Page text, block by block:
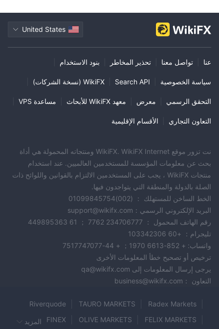
United States
عنا تواصل معنا تحذير المخاطر بنود الاستخدام
سياسة الخصوصية Search API WikiFX (نسخة الشركات)
التحقق الرسمي معرض معهد WikiFX للأبحاث مساعدة VPS
التعاون التجاري الأقسام الإقليمية
نت تزور موقع WikiFX. WikiFX Internet ومنتجاته المحمولة هي أداة
بحث عن معلومات المؤسسة للمستخدمين العالميين. عند استخدام
منتجات WikiFX ، يجب على المستخدمين الالتزام بالقوانين واللوائح ذات
الصلة بالدولة والمنطقة التي يتواجدون فيها.
الخط الساخن للمستهلك ： (002)01099845754
البريد الإلكتروني الرسمي：support@wikifx.com
رقم الهاتف المحمول ： 234706777 7762 ； 61 449895363
تليجرام： +60 103342306
واتساب: + 852-6613 1970； + 44-7517747077
ترخيص أو تصحيح خطأ المعلومات الأخرى
يرجى إرسال المعلومات إلى qa@wikifx.com
التعاون ：business@wikifx.com
Radex Markets
TAURO MARKETS
Riverquode
FELIX MARKETS
OLIVE MARKETS
FINEX المزيد